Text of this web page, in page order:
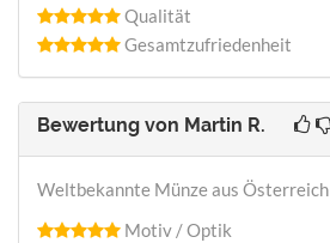
Qualität
Gesamtzufriedenheit
Bewertung von Martin R.
Weltbekannte Münze aus Österreich
Motiv / Optik